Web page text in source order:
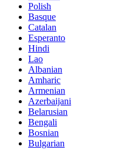
Polish
Basque
Catalan
Esperanto
Hindi
Lao
Albanian
Amharic
Armenian
Azerbaijani
Belarusian
Bengali
Bosnian
Bulgarian